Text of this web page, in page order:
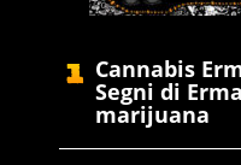
Cannabis
Segni di
marijuana